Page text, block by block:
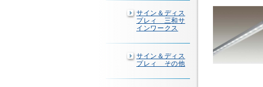
サイン＆ディス
プレィ 三和サ
インワークス
サイン＆ディス
プレィ その他